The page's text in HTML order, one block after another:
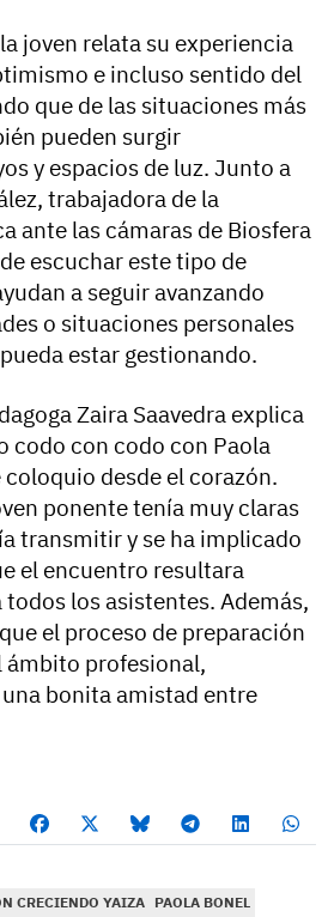
joven relata su experiencia
e incluso sentido del
que de las situaciones más
pueden surgir
y espacios de luz. Junto a
trabajadora de la
ante las cámaras de Biosfera
escuchar este tipo de
a seguir avanzando
o situaciones personales
estar gestionando.
Zaira Saavedra explica
codo con codo con Paola
desde el corazón.
ponente tenía muy claras
transmitir y se ha implicado
el encuentro resultara
los asistentes. Además,
el proceso de preparación
ámbito profesional,
bonita amistad entre
CRECIENDO YAIZA PAOLA BONEL